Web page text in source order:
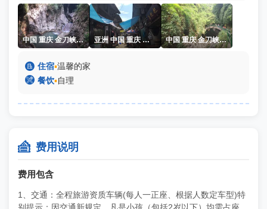
中国 重庆 金刀峡 夏季 邢欢 亚洲 中国 重庆 偏岩古镇 夏季 李俊 中国 重庆 金刀峡 夏季 邢欢
 住宿▪温馨的家
 餐饮▪自理
 费用说明
费用包含
1、交通：全程旅游资质车辆(每人一正座、根据人数定车型)特